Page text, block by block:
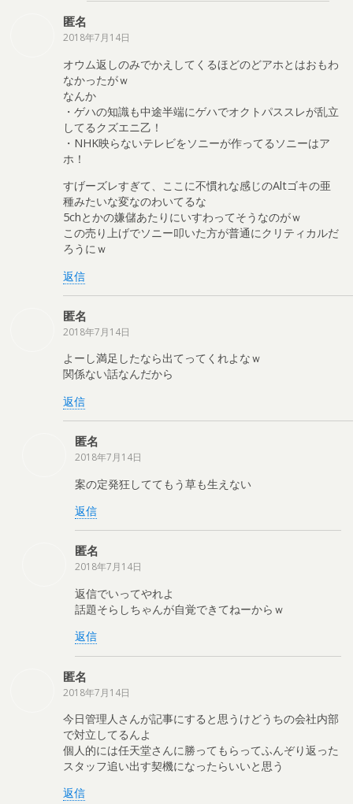
匿名
2018年7月14日
オウム返しのみでかえしてくるほどのどアホとはおもわ
なかったがｗ
なんか
・ゲハの知識も中途半端にゲハでオクトパススレが乱立
してるクズエニ乙！
・NHK映らないテレビをソニーが作ってるソニーはア
ホ！
すげーズレすぎて、ここに不慣れな感じのAltゴキの亜
種みたいな変なのわいてるな
5chとかの嫌儲あたりにいすわってそうなのがｗ
この売り上げでソニー叩いた方が普通にクリティカルだ
ろうにｗ
返信
匿名
2018年7月14日
よーし満足したなら出てってくれよなｗ
関係ない話なんだから
返信
匿名
2018年7月14日
案の定発狂しててもう草も生えない
返信
匿名
2018年7月14日
返信でいってやれよ
話題そらしちゃんが自覚できてねーからｗ
返信
匿名
2018年7月14日
今日管理人さんが記事にすると思うけどうちの会社内部
で対立してるんよ
個人的には任天堂さんに勝ってもらってふんぞり返った
スタッフ追い出す契機になったらいいと思う
返信